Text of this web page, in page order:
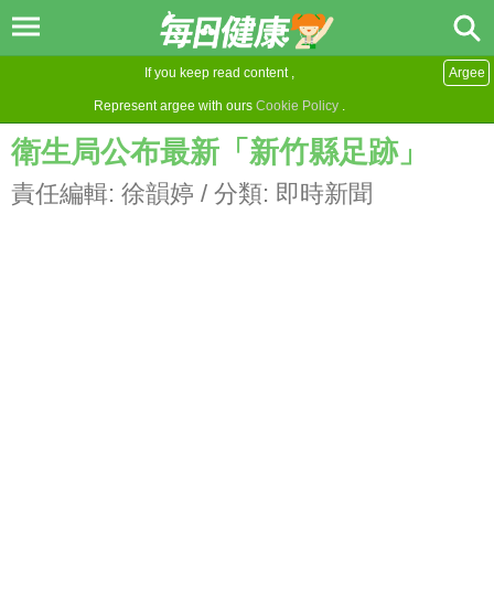
If you keep read content ,
Represent argee with ours Cookie Policy .
Argee
衛生局公布最新「新竹縣足跡」
責任編輯: 徐韻婷 / 分類: 即時新聞